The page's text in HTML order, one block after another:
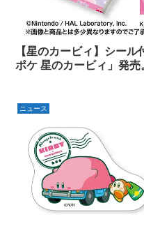
【星のカービィ】シー
ポケ 星のカービィ」発売
ニュース